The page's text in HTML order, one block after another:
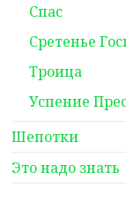
Спас
Сретенье
Троица
Успение
Шепотки
Это надо знать